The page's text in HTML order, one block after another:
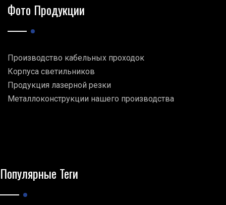
Фото Продукции
Производство кабельных проходок
Корпуса светильников
Продукция лазерной резки
Металлоконструкции нашего производства
Популярные Теги